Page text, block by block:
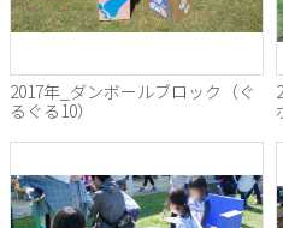
2017年_ダンボールブロック（ぐ
るぐる10）